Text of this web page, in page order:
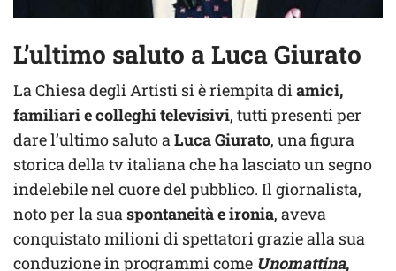
L’ultimo saluto a Luca Giurato
La Chiesa degli Artisti si è riempita di amici,
familiari e colleghi televisivi, tutti presenti per
dare l’ultimo saluto a Luca Giurato, una figura
storica della tv italiana che ha lasciato un segno
indelebile nel cuore del pubblico. Il giornalista,
noto per la sua spontaneità e ironia, aveva
conquistato milioni di spettatori grazie alla sua
conduzione in programmi come Unomattina,